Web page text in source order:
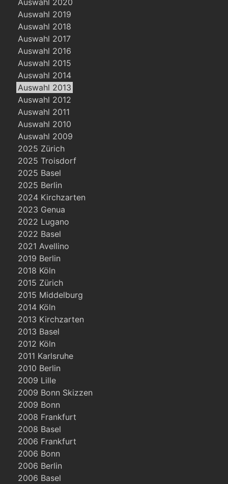
Auswahl 2020
Auswahl 2019
Auswahl 2018
Auswahl 2017
Auswahl 2016
Auswahl 2015
Auswahl 2014
Auswahl 2013
Auswahl 2012
Auswahl 2011
Auswahl 2010
Auswahl 2009
2025 Zürich
2025 Troisdorf
2025 Basel
2025 Berlin
2024 Kirchzarten
2023 Genua
2022 Lugano
2022 Basel
2021 Avellino
2019 Berlin
2018 Köln
2015 Zürich
2015 Middelburg
2014 Köln
2013 Kirchzarten
2013 Basel
2012 Köln
2011 Karlsruhe
2010 Berlin
2009 Lille
2009 Bonn Skizzen
2009 Bonn
2008 Frankfurt
2008 Basel
2006 Frankfurt
2006 Bonn
2006 Berlin
2006 Basel